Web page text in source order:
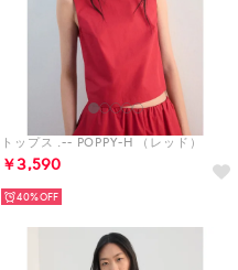
トップス .-- POPPY-H （レッド）
￥3,590
40%